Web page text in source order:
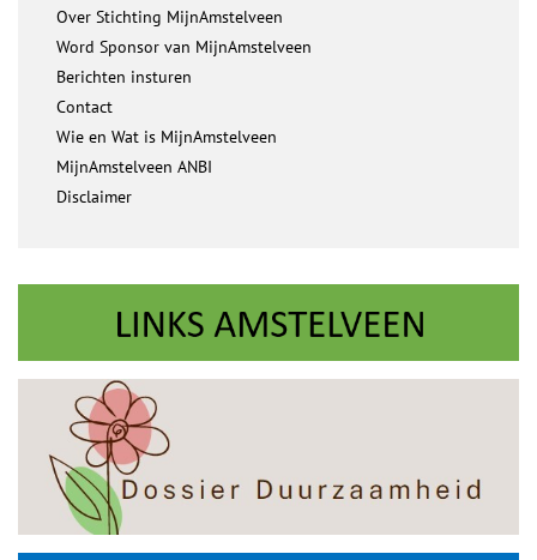
Over Stichting MijnAmstelveen
Word Sponsor van MijnAmstelveen
Berichten insturen
Contact
Wie en Wat is MijnAmstelveen
MijnAmstelveen ANBI
Disclaimer